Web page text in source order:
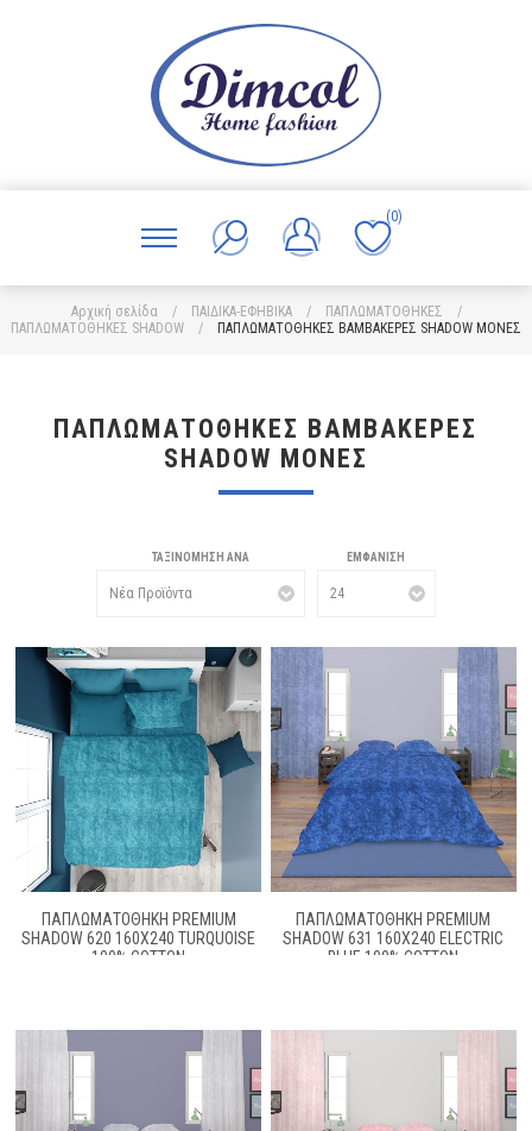
(0)
Αρχική σελίδα / ΠΑΙΔΙΚΑ-ΕΦΗΒΙΚΑ / ΠΑΠΛΩΜΑΤΟΘΗΚΕΣ
/
ΠΑΠΛΩΜΑΤΟΘΗΚΕΣ SHADOW
/ ΠΑΠΛΩΜΑΤΟΘΗΚΕΣ ΒΑΜΒΑΚΕΡΕΣ SHADOW ΜΟΝΕΣ
ΠΑΠΛΩΜΑΤΟΘΗΚΕΣ ΒΑΜΒΑΚΕΡΕΣ
SHADOW ΜΟΝΕΣ
ΤΑΞΙΝΌΜΗΣΗ ΑΝΆ ΕΜΦΆΝΙΣΗ
ΠΑΠΛΩΜΑΤΟΘΉΚΗ PREMIUM
SHADOW 620 160X240 TURQUOISE
100% COTTON
ΠΑΠΛΩΜΑΤΟΘΉΚΗ PREMIUM
SHADOW 631 160X240 ELECTRIC
BLUE 100% COTTON